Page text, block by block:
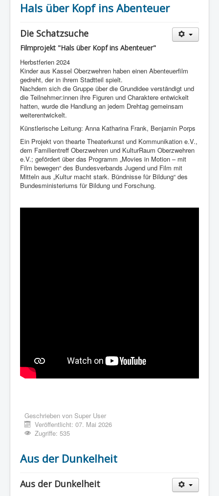
Hals über Kopf ins Abenteuer
Die Schatzsuche
Filmprojekt "Hals über Kopf ins Abenteuer"
Herbstferien 2024
Kinder aus Kassel Oberzwehren haben einen Abenteuerfilm
gedreht, der in ihrem Stadtteil spielt.
Nachdem sich die Gruppe über die Grundidee verständigt und
die Teilnehmer:innen ihre Figuren und Charaktere entwickelt
hatten, wurde die Handlung an jedem Drehtag gemeinsam
weiterentwickelt.
Künstlerische Leitung: Anna Katharina Frank, Benjamin Porps
Ein Projekt von thearte Theaterkunst und Kommunikation e.V.,
dem Familientreff Oberzwehren und KulturRaum Oberzwehren
e.V.; gefördert über das Programm „Movies in Motion – mit
Film bewegen“ des Bundesverbands Jugend und Film mit
Mitteln aus „Kultur macht stark. Bündnisse für Bildung“ des
Bundesministeriums für Bildung und Forschung.
Geschrieben von Super User
Veröffentlicht: 07. Mai 2026
Zugriffe: 535
Aus der Dunkelheit
Aus der Dunkelheit